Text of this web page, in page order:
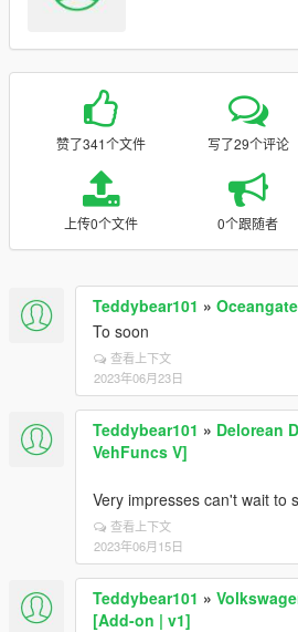
赞了341个文件 写了29个评论
上传0个文件 0个跟随者
Teddybear101 »
To soon
查看上下文
2023年06月23日
Teddybear101 » Delorean
VehFuncs V]
Very impresses can't wait to
查看上下文
2023年06月15日
Teddybear101 »
[Add-on | v1]